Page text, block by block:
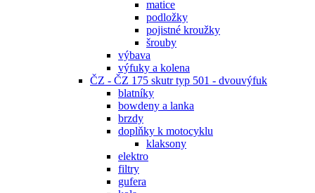
matice
podložky
pojistné kroužky
šrouby
výbava
výfuky a kolena
ČZ - ČZ 175 skutr typ 501 - dvouvýfuk
blatníky
bowdeny a lanka
brzdy
doplňky k motocyklu
klaksony
elektro
filtry
gufera